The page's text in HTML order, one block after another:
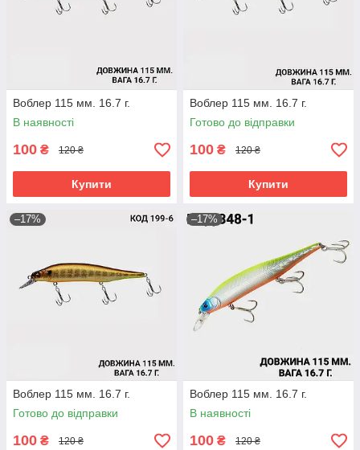
Воблер 115 мм. 16.7 г.
В наявності
100 ₴ 120 ₴
Купити
Воблер 115 мм. 16.7 г.
Готово до відправки
100 ₴ 120 ₴
Купити
–17%
Воблер 115 мм. 16.7 г.
Готово до відправки
100 ₴ 120 ₴
–17%
Воблер 115 мм. 16.7 г.
В наявності
100 ₴ 120 ₴